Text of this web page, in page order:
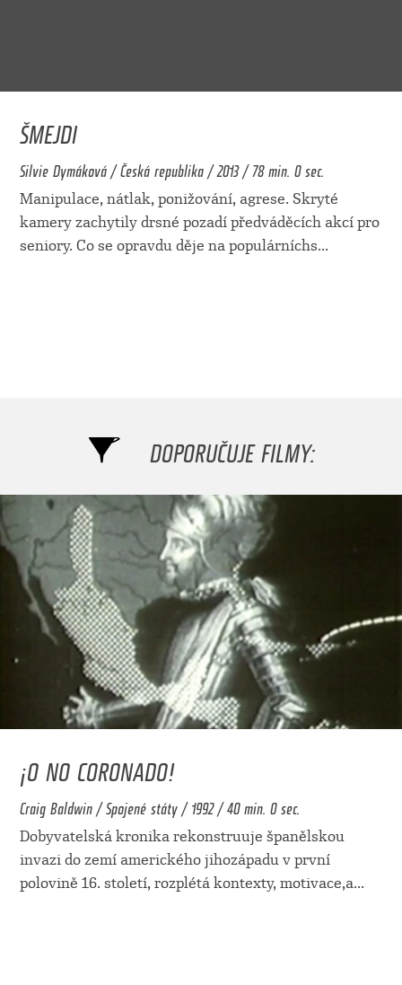
ŠMEJDI
Silvie Dymáková / Česká republika / 2013 / 78 min. 0 sec.
Manipulace, nátlak, ponižování, agrese. Skryté
kamery zachytily drsné pozadí předváděcích akcí pro
seniory. Co se opravdu děje na populárníchs...
DOPORUČUJE FILMY:
¡O NO CORONADO!
Craig Baldwin / Spojené státy / 1992 / 40 min. 0 sec.
Dobyvatelská kronika rekonstruuje španělskou
invazi do zemí amerického jihozápadu v první
polovině 16. století, rozplétá kontexty, motivace,a...